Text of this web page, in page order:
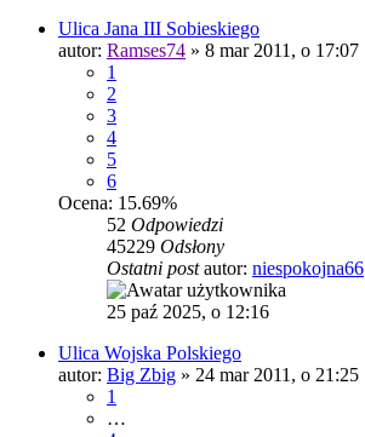
Ulica Jana III Sobieskiego
autor: Ramses74 » 8 mar 2011, o 17:07
1
2
3
4
5
6
Ocena: 15.69%
52 Odpowiedzi
45229 Odsłony
Ostatni postautor: niespokojna66
25 paź 2025, o 12:16
Ulica Wojska Polskiego
autor: Big Zbig » 24 mar 2011, o 21:25
1
…